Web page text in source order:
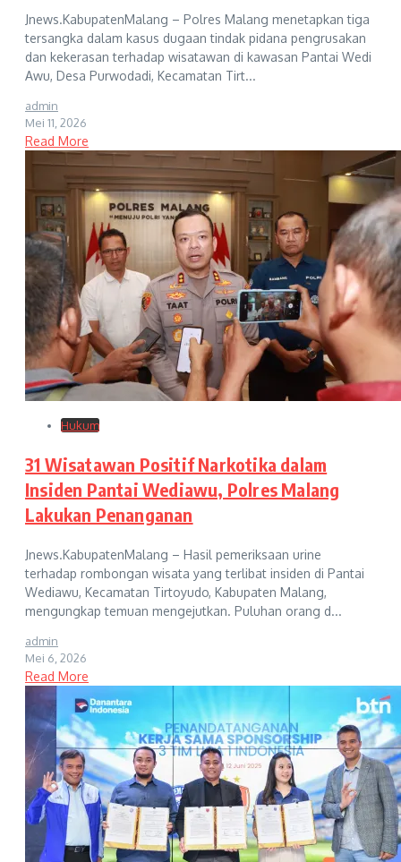
Jnews.KabupatenMalang – Polres Malang menetapkan tiga
tersangka dalam kasus dugaan tindak pidana pengrusakan
dan kekerasan terhadap wisatawan di kawasan Pantai Wedi
Awu, Desa Purwodadi, Kecamatan Tirt...
admin
Mei 11, 2026
Read More
Hukum
31 Wisatawan Positif Narkotika dalam
Insiden Pantai Wediawu, Polres Malang
Lakukan Penanganan
Jnews.KabupatenMalang – Hasil pemeriksaan urine
terhadap rombongan wisata yang terlibat insiden di Pantai
Wediawu, Kecamatan Tirtoyudo, Kabupaten Malang,
mengungkap temuan mengejutkan. Puluhan orang d...
admin
Mei 6, 2026
Read More